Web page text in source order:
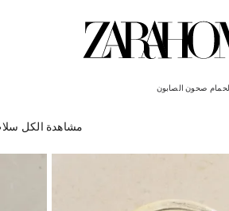
صحون الصابون
مشاهدة الكل
تم تغيير الصورة إلى 1 من 5